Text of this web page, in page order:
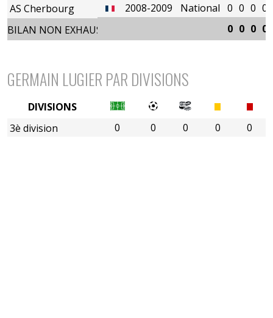
2008-2009
National 0 0 0 0
0 0 0 0
AS Cherbourg
BILAN NON EXHAUSTIF
GERMAIN LUGIER PAR DIVISIONS
0 0 0 0 0
DIVISIONS
3è division